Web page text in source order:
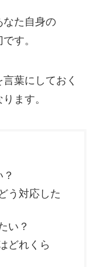
なた自身の
す。
言葉にしておく
ます。
う対応した
い？
どれくら